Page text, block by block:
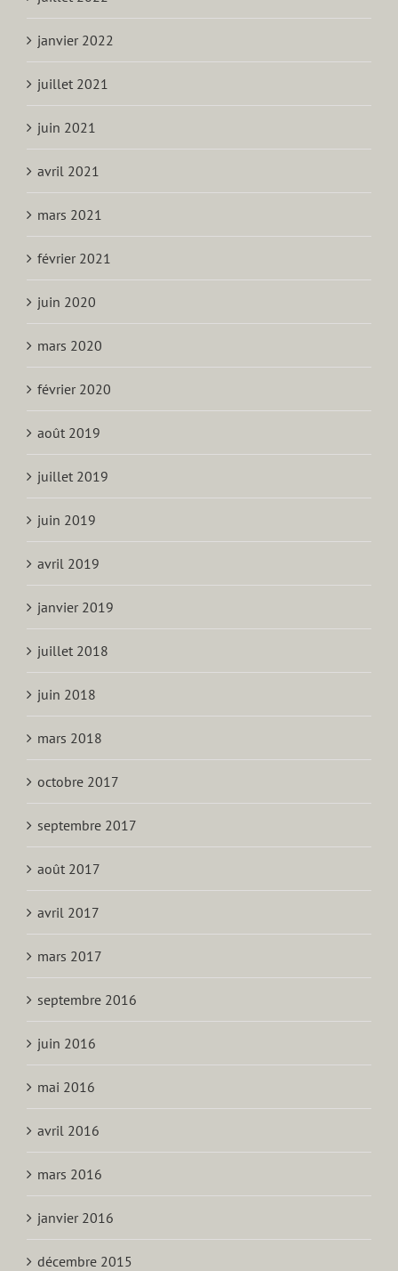
janvier 2022
juillet 2021
juin 2021
avril 2021
mars 2021
février 2021
juin 2020
mars 2020
février 2020
août 2019
juillet 2019
juin 2019
avril 2019
janvier 2019
juillet 2018
juin 2018
mars 2018
octobre 2017
septembre 2017
août 2017
avril 2017
mars 2017
septembre 2016
juin 2016
mai 2016
avril 2016
mars 2016
janvier 2016
décembre 2015